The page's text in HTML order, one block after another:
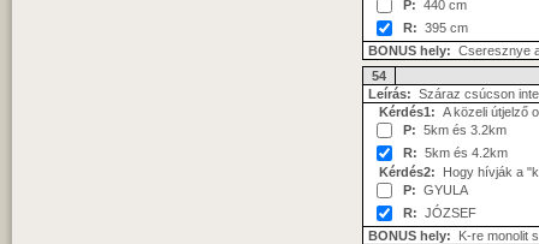
P: 440 cm
R: 395 cm
BONUS hely: Cseresznye
54
Leírás: Száraz csúcson
Kérdés1: A közeli útjelző
P: 5km és 3.2km
R: 5km és 4.2km
Kérdés2: Hogy hívják a
P: GYULA
R: JÓZSEF
BONUS hely: K-re monolit